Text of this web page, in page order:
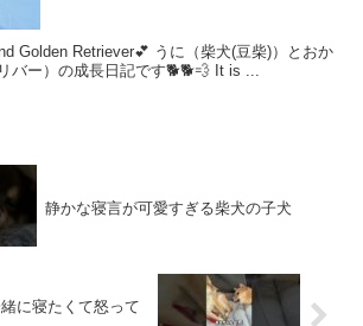
Golden Retriever💕 うに（柴犬(豆柴)）とおか
バー）の成長日記です🐕🐕💨 It is ...
静かな寝言が可愛すぎる柴犬の子犬
に寝たくて怒って